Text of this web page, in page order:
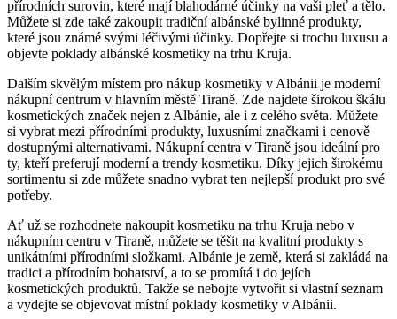
‍přírodních ⁤surovin, které ‌mají blahodárné⁤ účinky na ‌vaši pleť a tělo.
Můžete si zde také zakoupit tradiční albánské bylinné produkty,‌
které jsou známé svými léčivými⁢ účinky. ​Dopřejte‌ si trochu ‍luxusu a
objevte ‍poklady albánské ‌kosmetiky⁣ na ⁤trhu Kruja.
Dalším⁣ skvělým místem pro ​nákup kosmetiky v Albánii je ‌moderní
nákupní centrum v⁤ hlavním‌ městě Tiraně. Zde najdete širokou ‌škálu
‍kosmetických značek⁢ nejen z Albánie, ale i z celého⁣ světa. Můžete
si vybrat⁤ mezi ‍přírodními produkty,‍ luxusními značkami i cenově‍
dostupnými alternativami. Nákupní centra v Tiraně jsou ​ideální pro
‌ty, kteří preferují moderní​ a trendy kosmetiku. Díky jejich širokému
sortimentu si‌ zde můžete⁤ snadno​ vybrat ten nejlepší produkt pro své
potřeby.
Ať už se​ rozhodnete nakoupit kosmetiku na​ trhu Kruja nebo‌ v
nákupním centru v Tiraně,⁢ můžete se ‌těšit na kvalitní produkty ‌s ​
unikátními přírodními⁣ složkami. Albánie je země, která si zakládá ‌na
tradici a‍ přírodním bohatství, a​ to se promítá‌ i do jejích
kosmetických produktů. Takže​ se ⁢nebojte⁢ vytvořit si ‌vlastní⁣ seznam
a‌ vydejte​ se⁢ objevovat místní poklady kosmetiky v ⁢Albánii.